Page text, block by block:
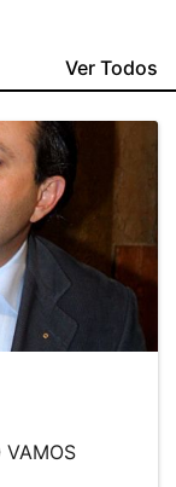
Ver Todos
VAMOS